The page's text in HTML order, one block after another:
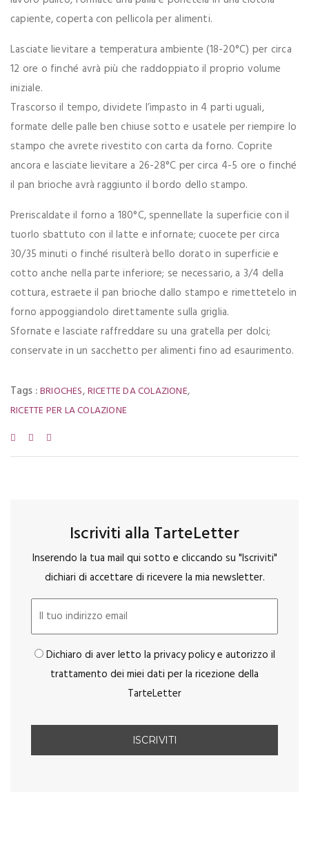
capiente, coperta con pellicola per alimenti.
Lasciate lievitare a temperatura ambiente (18-20°C) per circa
12 ore o finché avrà più che raddoppiato il proprio volume
iniziale.
Trascorso il tempo, dividete l’impasto in 4 parti uguali,
formate delle palle ben chiuse sotto e usatele per riempire lo
stampo che avrete rivestito con carta da forno. Coprite
ancora e lasciate lievitare a 26-28°C per circa 4-5 ore o finché
il pan brioche avrà raggiunto il bordo dello stampo.
Preriscaldate il forno a 180°C, spennellate la superficie con il
tuorlo sbattuto con il latte e infornate; cuocete per circa
30/35 minuti o finché risulterà bello dorato in superficie e
cotto anche nella parte inferiore; se necessario, a 3/4 della
cottura, estraete il pan brioche dallo stampo e rimettetelo in
forno appoggiandolo direttamente sulla griglia.
Sfornate e lasciate raffreddare su una gratella per dolci;
conservate in un sacchetto per alimenti fino ad esaurimento.
Tags :BRIOCHES,RICETTE DA COLAZIONE,
RICETTE PER LA COLAZIONE
Iscriviti alla TarteLetter
Inserendo la tua mail qui sotto e cliccando su "Iscriviti"
dichiari di accettare di ricevere la mia newsletter.
Dichiaro di aver letto la privacy policy e autorizzo il
trattamento dei miei dati per la ricezione della
TarteLetter